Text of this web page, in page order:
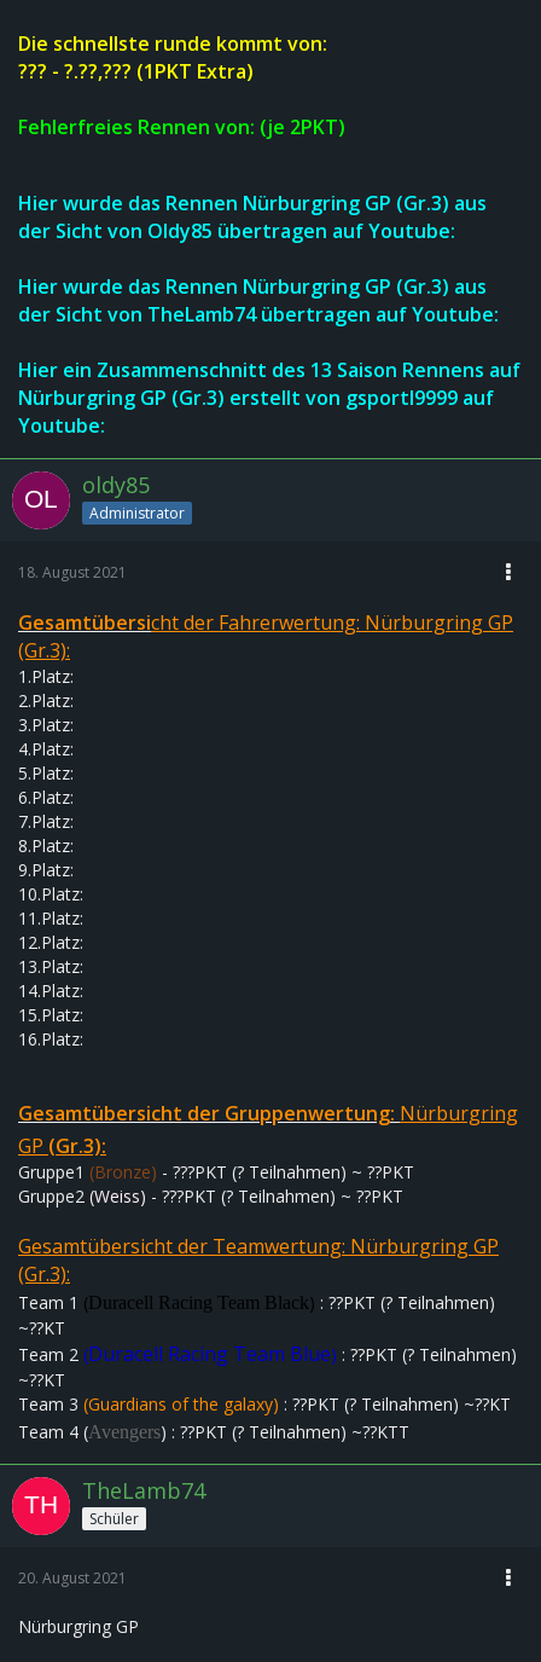
Die schnellste runde kommt von:
??? - ?.??,??? (1PKT Extra)
Fehlerfreies Rennen von: (je 2PKT)
Hier wurde das Rennen Nürburgring GP (Gr.3) aus
der Sicht von Oldy85 übertragen auf Youtube:
Hier wurde das Rennen Nürburgring GP (Gr.3) aus
der Sicht von TheLamb74 übertragen auf Youtube:
Hier ein Zusammenschnitt des 13 Saison Rennens auf
Nürburgring GP (Gr.3) erstellt von gsportl9999 auf
Youtube:
oldy85
Administrator
18. August 2021
Gesamtübersicht der Fahrerwertung: Nürburgring GP
(Gr.3):
1.Platz:
2.Platz:
3.Platz:
4.Platz:
5.Platz:
6.Platz:
7.Platz:
8.Platz:
9.Platz:
10.Platz:
11.Platz:
12.Platz:
13.Platz:
14.Platz:
15.Platz:
16.Platz:
Gesamtübersicht der Gruppenwertung: Nürburgring
GP (Gr.3):
Gruppe1 (Bronze) - ???PKT (? Teilnahmen) ~ ??PKT
Gruppe2 (Weiss) - ???PKT (? Teilnahmen) ~ ??PKT
Gesamtübersicht der Teamwertung: Nürburgring GP
(Gr.3):
Team 1 (Duracell Racing Team Black) : ??PKT (? Teilnahmen)
~??KT
Team 2 (Duracell Racing Team Blue) : ??PKT (? Teilnahmen)
~??KT
Team 3 (Guardians of the galaxy) : ??PKT (? Teilnahmen) ~??KT
Team 4 (Avengers) : ??PKT (? Teilnahmen) ~??KTT
TheLamb74
Schüler
20. August 2021
Nürburgring GP